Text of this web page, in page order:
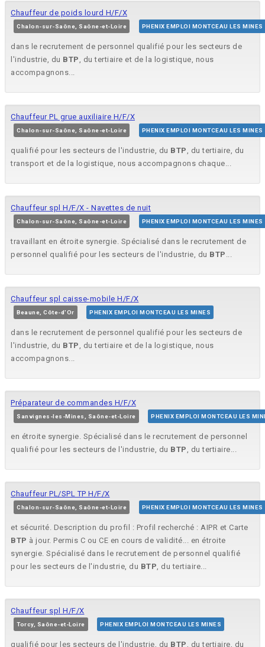
Chauffeur de poids lourd H/F/X
Chalon-sur-Saône, Saône-et-Loire PHENIX EMPLOI MONTCEAU LES MINES
dans le recrutement de personnel qualifié pour les secteurs de
l'industrie, du BTP, du tertiaire et de la logistique, nous
accompagnons...
Chauffeur PL grue auxiliaire H/F/X
Chalon-sur-Saône, Saône-et-Loire PHENIX EMPLOI MONTCEAU LES MINES
qualifié pour les secteurs de l'industrie, du BTP, du tertiaire, du
transport et de la logistique, nous accompagnons chaque...
Chauffeur spl H/F/X - Navettes de nuit
Chalon-sur-Saône, Saône-et-Loire PHENIX EMPLOI MONTCEAU LES MINES
travaillant en étroite synergie. Spécialisé dans le recrutement de
personnel qualifié pour les secteurs de l'industrie, du BTP ...
Chauffeur spl caisse-mobile H/F/X
Beaune, Côte-d'Or PHENIX EMPLOI MONTCEAU LES MINES
dans le recrutement de personnel qualifié pour les secteurs de
l'industrie, du BTP, du tertiaire et de la logistique, nous
accompagnons...
Préparateur de commandes H/F/X
Sanvignes-les-Mines, Saône-et-Loire PHENIX EMPLOI MONTCEAU LES
en étroite synergie. Spécialisé dans le recrutement de personnel
qualifié pour les secteurs de l'industrie, du BTP , du tertiaire...
Chauffeur PL/SPL TP H/F/X
Chalon-sur-Saône, Saône-et-Loire PHENIX EMPLOI MONTCEAU LES MINES
et sécurité. Description du profil : Profil recherché : AIPR et Carte
BTP à jour. Permis C ou CE en cours de validité... en étroite
synergie. Spécialisé dans le recrutement de personnel qualifié
pour les secteurs de l'industrie, du BTP, du tertiaire...
Chauffeur spl H/F/X
Torcy, Saône-et-Loire PHENIX EMPLOI MONTCEAU LES MINES
qualifié pour les secteurs de l'industrie, du BTP, du tertiaire, du